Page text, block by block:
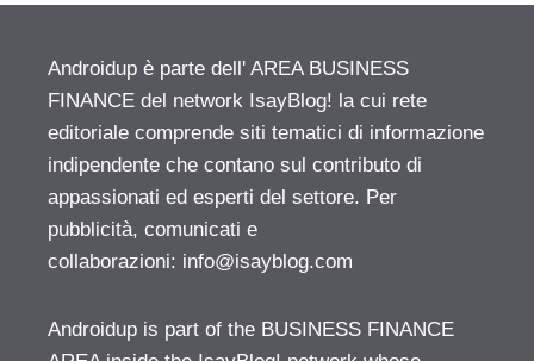
Androidup è parte dell' AREA BUSINESS
FINANCE del network IsayBlog! la cui rete
editoriale comprende siti tematici di informazione
indipendente che contano sul contributo di
appassionati ed esperti del settore. Per
pubblicità, comunicati e
collaborazioni: info@isayblog.com
Androidup is part of the BUSINESS FINANCE